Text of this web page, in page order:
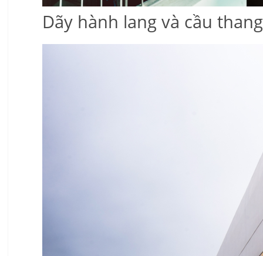
Dãy hành lang và cầu